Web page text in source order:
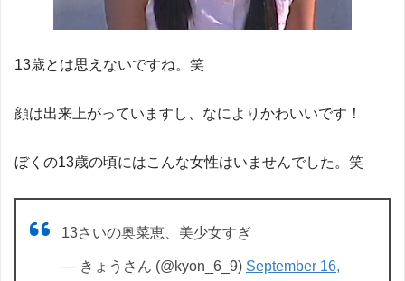
13歳とは思えないですね。笑
顔は出来上がっていますし、なによりかわいいです！
ぼくの13歳の頃にはこんな女性はいませんでした。笑
13さいの奥菜恵、美少女すぎ
— きょうさん (@kyon_6_9) September 16,